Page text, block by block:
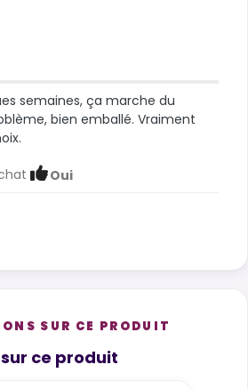
semaines, ça marche du
bien emballé. Vraiment
Oui
SUR CE PRODUIT
ce produit